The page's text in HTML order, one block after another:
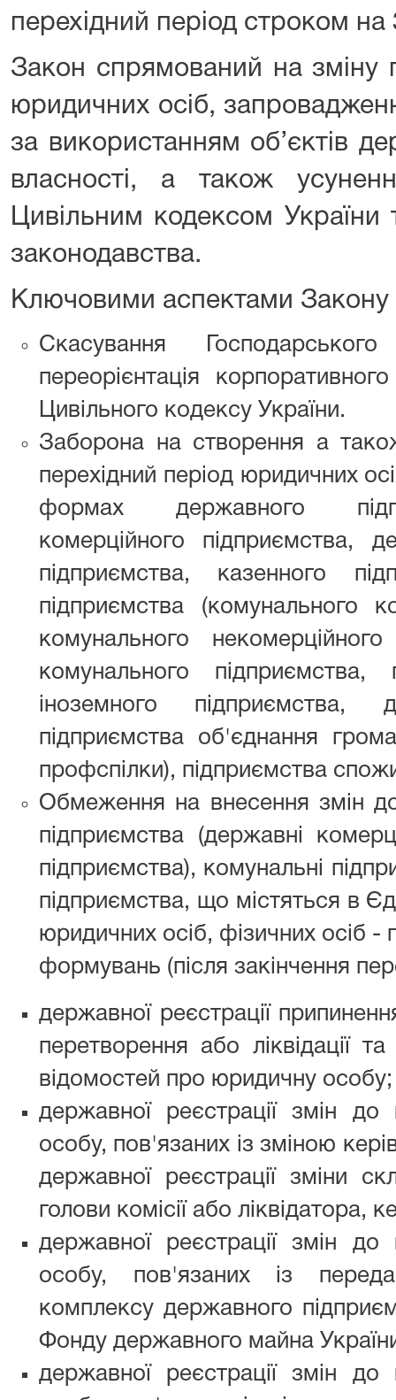
перехідний період строком на
Закон спрямований на зміну
юридичних осіб,
за використанням об’єктів
власності, а також
Цивільним кодексом України
законодавства.
Ключовими аспектами Закону
Скасування
переорієнтація
Цивільного кодексу України.
Заборона на створення а
перехідний період юридичних
формах державного
комерційного підприємства,
підприємства, казенного
підприємства (комунального
комунального
комунального підприємства,
іноземного підприємства,
підприємства об'єднання
профспілки), підприємства
Обмеження на внесення змін
підприємства (державні
підприємства), комунальні
підприємства, що містяться в
юридичних осіб, фізичних осіб -
формувань (після закінчення
державної реєстрації
перетворення або ліквідації
відомостей про юридичну особу;
державної реєстрації змін
особу, пов'язаних із зміною
державної реєстрації зміни
голови комісії або ліквідатора,
державної реєстрації змін
особу, пов'язаних із
комплексу державного
Фонду державного майна
державної реєстрації змін